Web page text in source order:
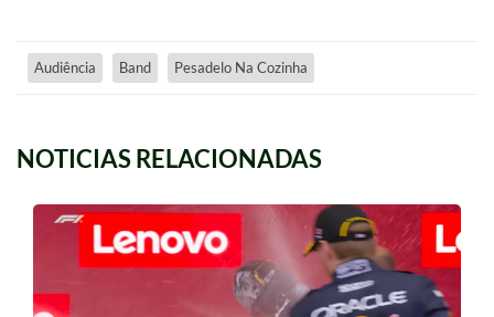
Audiência Band Pesadelo Na Cozinha
NOTICIAS RELACIONADAS